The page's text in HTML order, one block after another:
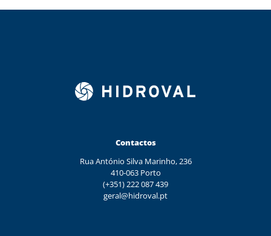
Contactos
Rua António Silva Marinho, 236
410-063 Porto
(+351) 222 087 439
geral@hidroval.pt